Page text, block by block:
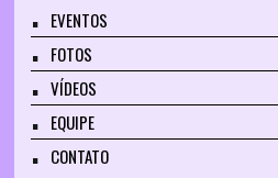
EVENTOS
FOTOS
VÍDEOS
EQUIPE
CONTATO